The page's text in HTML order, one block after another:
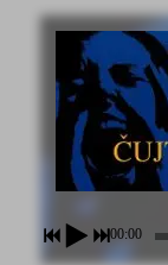
00:00